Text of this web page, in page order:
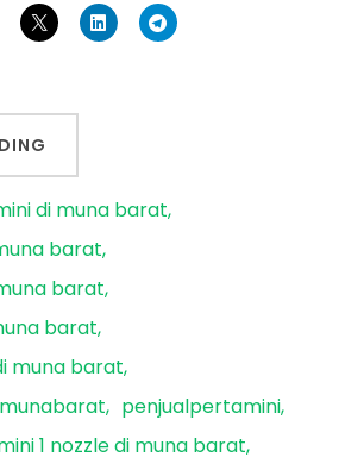
di muna barat
barat
barat
barat
muna barat
penjualpertamini
1 nozzle di muna barat